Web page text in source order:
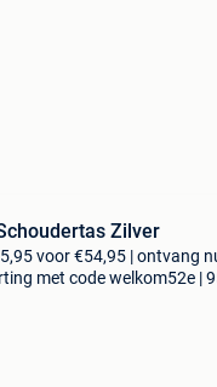
Zilver
voor €54,95 | ontvang
met code welkom52e |